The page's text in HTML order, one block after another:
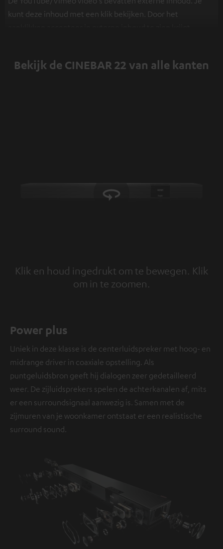
kunt deze inhoud met een klik bekijken. Door het
hierover vind je in onsprivacybeleid.
Bekijk de CINEBAR 22 van alle kanten
Klik en houd ingedrukt om te bewegen. Klik
om in te zoomen.
Tap to zoom
Power plus
Uniek in deze klasse is de centerluidspreker met hoog- en
midrange driver in coaxiale opstelling. Als
puntgeluidsbron geeft hij dialogen zeer gedetailleerd
weer. De zijluidsprekers spelen de achterkanalen af, mits
er een surroundsignaal aanwezig is. Samen met de
zijmuren van je woonkamer ontstaat er een realistische
surround sound.